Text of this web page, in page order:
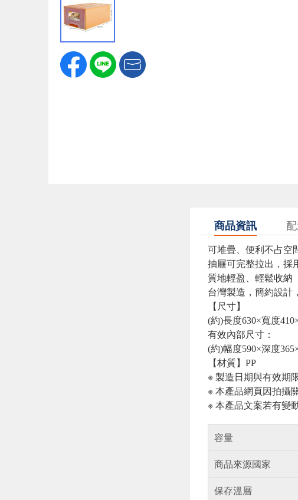
商品資訊
可堆疊、便利不占空
抽屜可完整拉出，採
質地輕盈、輕鬆收納
台灣製造，簡約設計
【尺寸】
(約)長度630×寬度
有效內部尺寸：
(約)幅度590×深度
【材質】PP
※ 製造日期與有效期
※ 本產品網頁因拍攝
※ 本產品文案若有變
容量
商品來源國家
保存溫層